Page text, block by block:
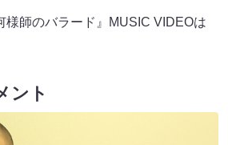
様師のバラード』MUSIC VIDEOは
ント